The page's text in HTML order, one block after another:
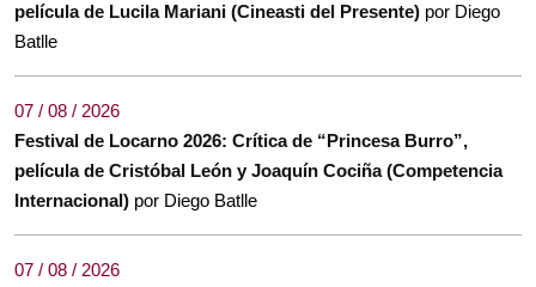
película de Lucila Mariani (Cineasti del Presente) por Diego
Batlle
07 / 08 / 2026
Festival de Locarno 2026: Crítica de “Princesa Burro”,
película de Cristóbal León y Joaquín Cociña (Competencia
Internacional) por Diego Batlle
07 / 08 / 2026